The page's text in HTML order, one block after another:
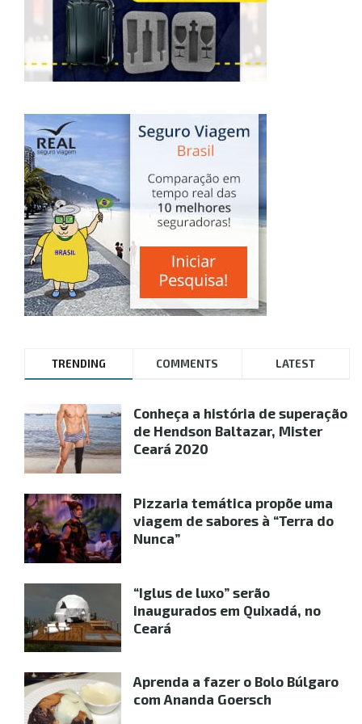
TRENDING COMMENTS LATEST
Conheça a história de superação
de Hendson Baltazar, Mister
Ceará 2020
Pizzaria temática propõe uma
viagem de sabores à “Terra do
Nunca”
“Iglus de luxo” serão
inaugurados em Quixadá, no
Ceará
Aprenda a fazer o Bolo Búlgaro
com Ananda Goersch